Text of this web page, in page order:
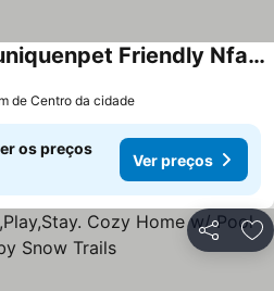
Retro Vintage 50snuniquenpet Friendly Nfamily Friendly Nshawshank Nsnow Trailsn
de Centro da cidade
os preços
Ver preços
Partilhar